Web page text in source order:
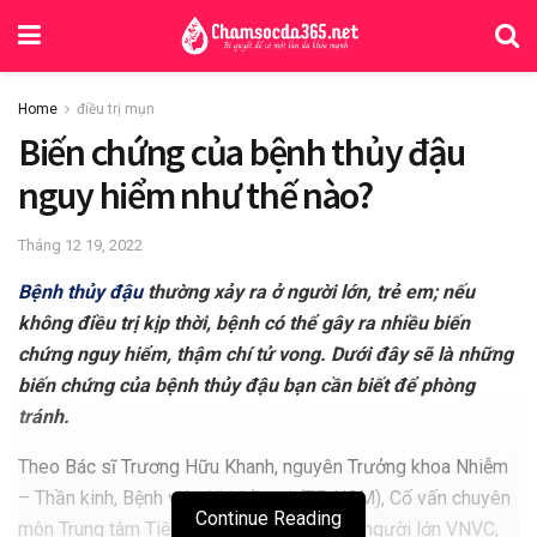
Home điều trị mụn
Biến chứng của bệnh thủy đậu
nguy hiểm như thế nào?
Tháng 12 19, 2022
Bệnh thủy đậuthường xảy ra ở người lớn, trẻ em; nếu
không điều trị kịp thời, bệnh có thể gây ra nhiều biến
chứng nguy hiểm, thậm chí tử vong. Dưới đây sẽ là những
biến chứng của bệnh thủy đậu bạn cần biết để phòng
tránh.
Theo Bác sĩ Trương Hữu Khanh, nguyên Trưởng khoa Nhiễm
– Thần kinh, Bệnh viện Nhi Đồng I (TP HCM), Cố vấn chuyên
môn Trung tâm Tiêm chủng cho trẻ em và người lớn VNVC,
Continue Reading